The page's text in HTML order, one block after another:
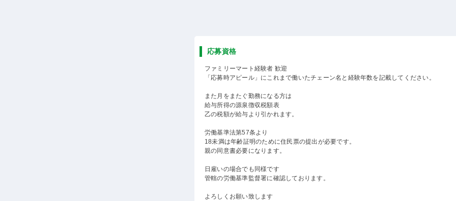
応募資格
ファミリーマート経験者 歓迎
「応募時アピール」にこれまで働いたチェーン名と経験年数を記載してください。
また月をまたぐ勤務になる方は
給与所得の源泉徴収税額表
乙の税額が給与より引かれます。
労働基準法第57条より
18未満は年齢証明のために住民票の提出が必要です。
親の同意書必要になります。
日雇いの場合でも同様です
管轄の労働基準監督署に確認しております。
よろしくお願い致します